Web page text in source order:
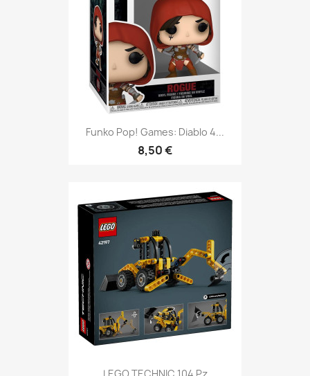
Funko Pop! Games: Diablo 4...
8,50 €
LEGO TECHNIC 104 Pz